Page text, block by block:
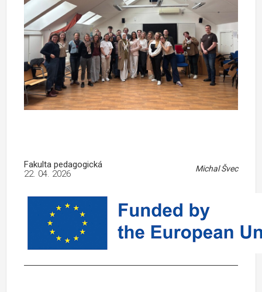
Fakulta pedagogická Michal Švec
22. 04. 2026